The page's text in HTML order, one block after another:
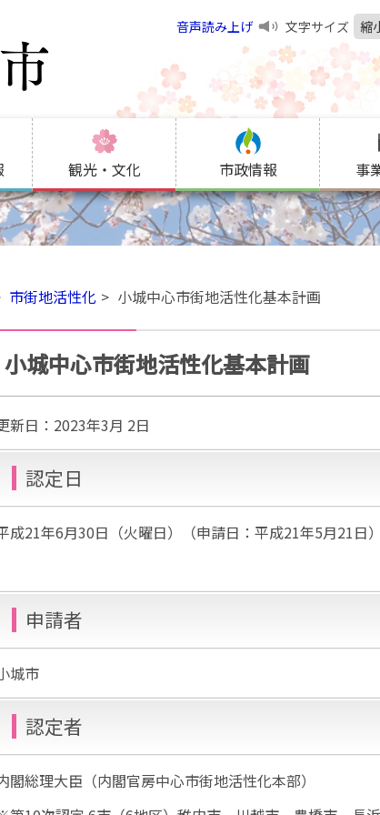
音声読み上げ 文字サイズ 縮
観光・文化 市政情報 事
市街地活性化 小城中心市街地活性化基本計画
小城中心市街地活性化基本計画
新日： 2023年3月 2日
認定日
成21年6月30日（火曜日）（申請日：平成21年5月21日）
申請者
城市
認定者
閣総理大臣（内閣官房中心市街地活性化本部）